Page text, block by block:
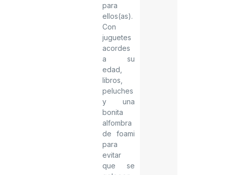
para
ellos(as).
Con
juguetes
acordes
a su
edad,
libros,
peluches
y una
bonita
alfombra
de foami
para
evitar
que se